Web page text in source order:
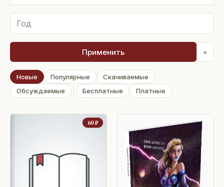
Применить ×
Новые Популярные
Скачиваемые
Обсуждаемые
Бесплатные Платные
60₽